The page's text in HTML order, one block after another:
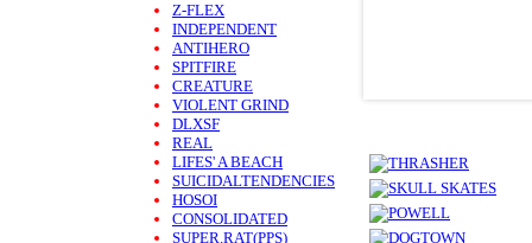
Z-FLEX
INDEPENDENT
ANTIHERO
SPITFIRE
CREATURE
VIOLENT GRIND
DLXSF
REAL
LIFES' A BEACH
SUICIDALTENDENCIES
HOSOI
CONSOLIDATED
SUPER.RAT(PPS)